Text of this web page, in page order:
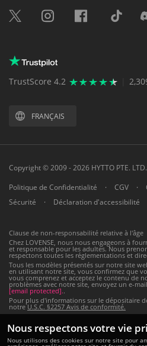
TrustScore 4.2
FRANÇAIS
Copyright © 2009 - 2026 HYTTO PTE. LTD.
Politique de Confidentialité
· CGV ·
Sécurité
· Déclaration d'accessibilité
Clause de non-responsabilité relative à l'âge
Chez LOVENSE, nous nous engageons à
et responsable pour les adultes. Nous
respectons toutes les réglementations et
Tous les modèles présentés sur notre site
en utilisant notre site, vous confirmez que
vous comprenez et acceptez le contenu de
problèmes avec notre site, envoyez un e-
[email protected]..
Pour plus d'informations sur le dépositaire
notreU.S.C. §2257 Avis de conformité.